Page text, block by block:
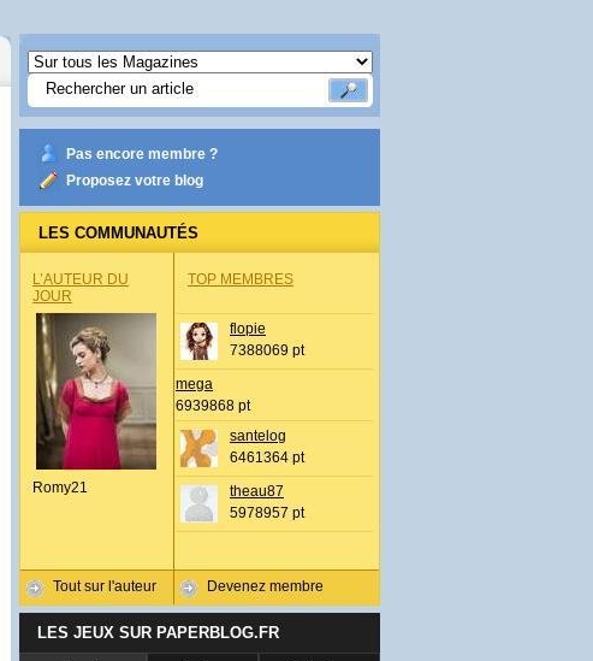
Pas encore membre ?
Proposez votre blog
LES COMMUNAUTÉS
L’AUTEUR DU
JOUR
Romy21
Tout sur l'auteur
TOP MEMBRES
flopie
7388069 pt
mega
6939868 pt
santelog
6461364 pt
theau87
5978957 pt
Devenez membre
LES JEUX SUR PAPERBLOG.FR